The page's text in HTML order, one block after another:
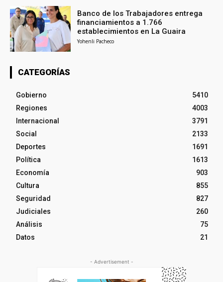
Banco de los Trabajadores entrega
financiamientos a 1.766
establecimientos en La Guaira
Yohenli Pacheco
CATEGORÍAS
Gobierno
5410
Regiones
4003
Internacional
3791
Social
2133
Deportes
1691
Política
1613
Economía
903
Cultura
855
Seguridad
827
Judiciales
260
Análisis
75
Datos
21
- Advertisement -